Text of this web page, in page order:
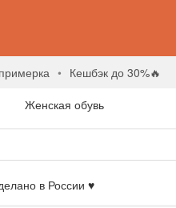
кешбэк до 30%🔥
Женская обувь
в России ♥️